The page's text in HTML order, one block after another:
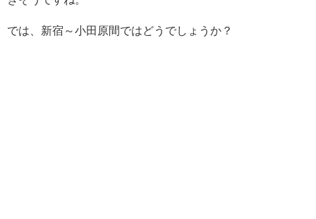
では、新宿～小田原間ではどうでしょうか？